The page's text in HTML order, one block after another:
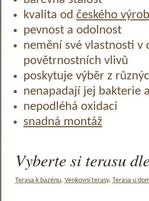
kvalita od českého
pevnost a odolnost
nemění své vlastnosti v
povětrnostních vlivů
poskytuje výběr z
nenapadají jej bakterie
nepodléhá oxidaci
snadná montáž
Vyberte si terasu
Terasa k bazénu, Venkovní terasy, Terasa u